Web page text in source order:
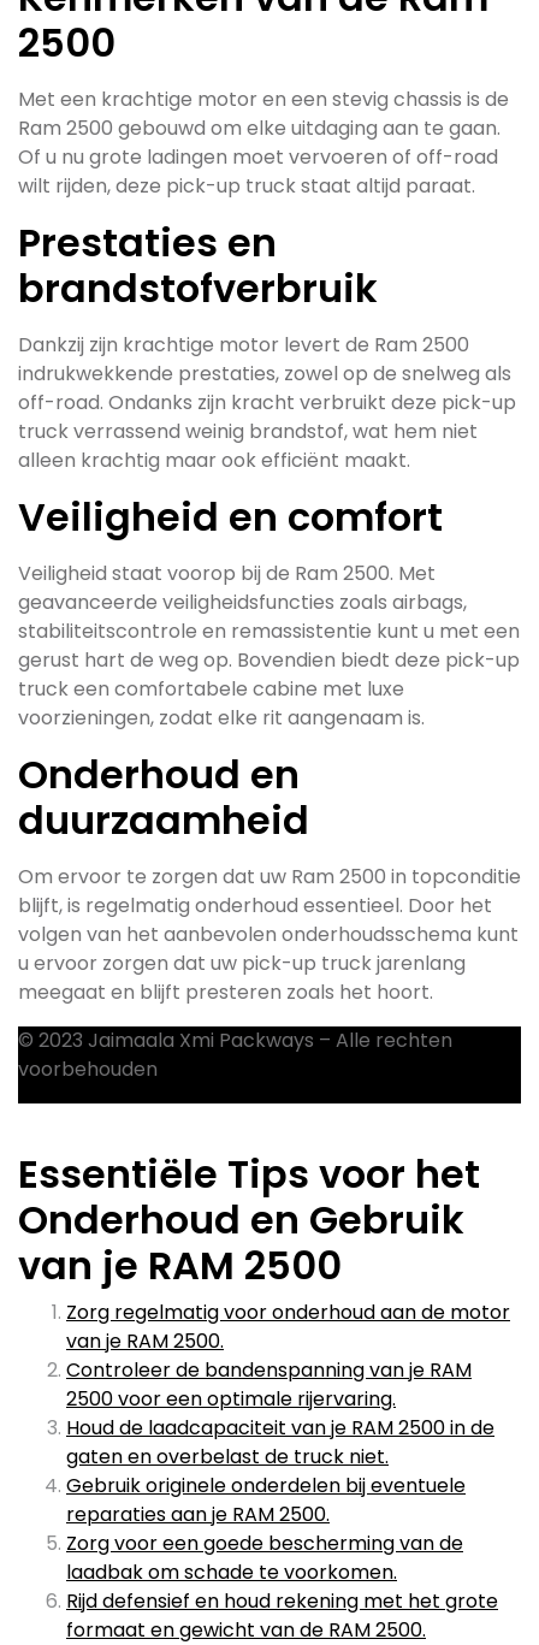
2500
Met een krachtige motor en een stevig chassis is de
Ram 2500 gebouwd om elke uitdaging aan te gaan.
Of u nu grote ladingen moet vervoeren of off-road
wilt rijden, deze pick-up truck staat altijd paraat.
Prestaties en
brandstofverbruik
Dankzij zijn krachtige motor levert de Ram 2500
indrukwekkende prestaties, zowel op de snelweg als
off-road. Ondanks zijn kracht verbruikt deze pick-up
truck verrassend weinig brandstof, wat hem niet
alleen krachtig maar ook efficiënt maakt.
Veiligheid en comfort
Veiligheid staat voorop bij de Ram 2500. Met
geavanceerde veiligheidsfuncties zoals airbags,
stabiliteitscontrole en remassistentie kunt u met een
gerust hart de weg op. Bovendien biedt deze pick-up
truck een comfortabele cabine met luxe
voorzieningen, zodat elke rit aangenaam is.
Onderhoud en
duurzaamheid
Om ervoor te zorgen dat uw Ram 2500 in topconditie
blijft, is regelmatig onderhoud essentieel. Door het
volgen van het aanbevolen onderhoudsschema kunt
u ervoor zorgen dat uw pick-up truck jarenlang
meegaat en blijft presteren zoals het hoort.
© 2023 Jaimaala Xmi Packways – Alle rechten
voorbehouden
Essentiële Tips voor het
Onderhoud en Gebruik
van je RAM 2500
Zorg regelmatig voor onderhoud aan de motor
van je RAM 2500.
Controleer de bandenspanning van je RAM
2500 voor een optimale rijervaring.
Houd de laadcapaciteit van je RAM 2500 in de
gaten en overbelast de truck niet.
Gebruik originele onderdelen bij eventuele
reparaties aan je RAM 2500.
Zorg voor een goede bescherming van de
laadbak om schade te voorkomen.
Rijd defensief en houd rekening met het grote
formaat en gewicht van de RAM 2500.